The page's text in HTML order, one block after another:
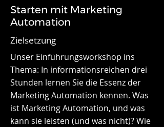
Starten mit Marketing
Automation
Zielsetzung
Unser Einführungsworkshop ins
Thema: In informationsreichen drei
Stunden lernen Sie die Essenz der
Marketing Automation kennen. Was
ist Marketing Automation, und was
kann sie leisten (und was nicht)? Wie